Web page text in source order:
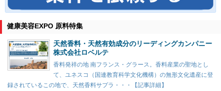
健康美容EXPO 原料特集
天然香料・天然有効成分のリーディングカンパニー
株式会社ロベルテ
香料発祥の地 南フランス・グラース。香料産業の聖地とし
て、ユネスコ（国連教育科学文化機構）の無形文化遺産に登
録されているこの地で、天然香料サプラ・・・【記事詳細】